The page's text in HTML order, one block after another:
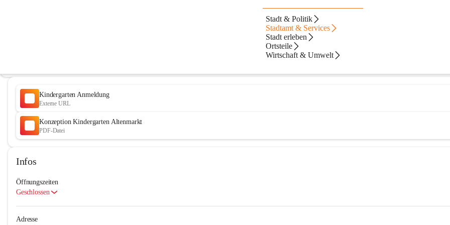
Stadt & Politik
Stadtamt & Services
Stadt erleben
Ortsteile
Wirtschaft & Umwelt
Kindergarten Anmeldung
Externe URL
Konzeption Kindergarten Altenmarkt
PDF-Datei
Infos
Öffnungszeiten
Geschlossen
Adresse